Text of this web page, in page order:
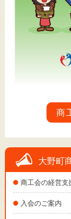
大野町
商工会の経営支
入会のご案内
商